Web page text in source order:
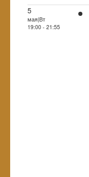
5
мая|Вт
19:00 - 21:55